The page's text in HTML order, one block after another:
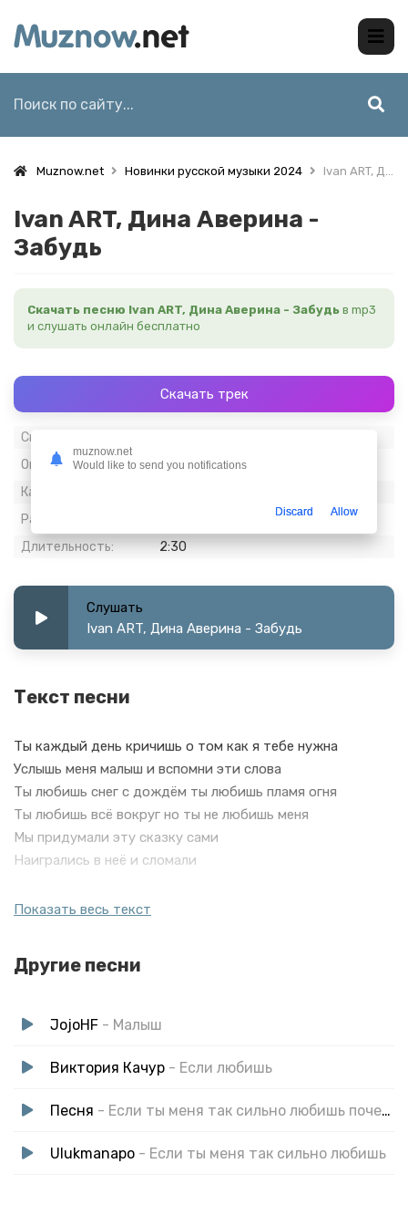
Muznow.net Новинки русской музыки 2024 Ivan ART, Дина Аверина - Забудь
Ivan ART, Дина Аверина -
Забудь
Скачать песню Ivan ART, Дина Аверина - Забудь в mp3
и слушать онлайн бесплатно
Скачать трек
Скачиваний:
Опубликовано:
09 февраль 2023
Качество:
Размер:
Длительность:
2:30
Слушать
Ivan ART, Дина Аверина - Забудь
Текст песни
Ты каждый день кричишь о том как я тебе нужна
Услышь меня малыш и вспомни эти слова
Ты любишь снег с дождём ты любишь пламя огня
Ты любишь всё вокруг но ты не любишь меня
Мы придумали эту сказку сами
Наигрались в неё и сломали
Забудь меня я тебя давно забыла
Мне не звони забудь меня так надо
Показать весь текст
Другие песни
JojoHF - Малыш
Виктория Качур - Если любишь
Песня - Если ты меня так сильно любишь почему так холодно
Ulukmanapo - Если ты меня так сильно любишь
muznow.net
Would like to send you notifications
Discard Allow